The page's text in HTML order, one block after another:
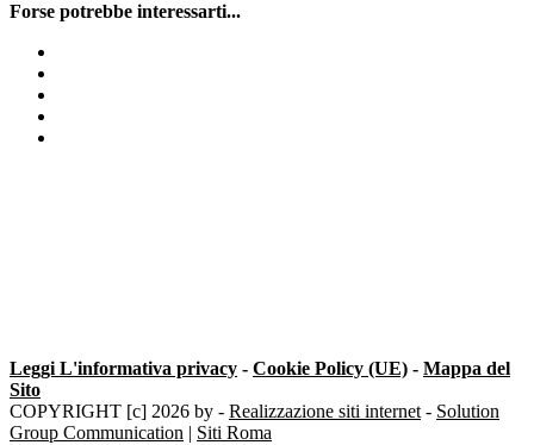
Forse potrebbe interessarti...
Leggi L'informativa privacy - Cookie Policy (UE) - Mappa del
Sito
COPYRIGHT [c] 2026 by - Realizzazione siti internet - Solution
Group Communication | Siti Roma